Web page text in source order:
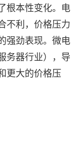
根本性变化。电
不利，价格压力
强劲表现。微电
务器行业），导
更大的价格压